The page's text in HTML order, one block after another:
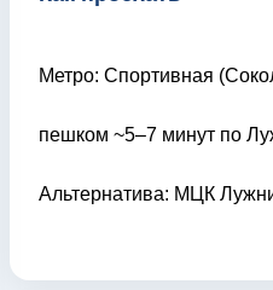
Метро: Спортивная
пешком ~5–7 минут по
Альтернатива: МЦК